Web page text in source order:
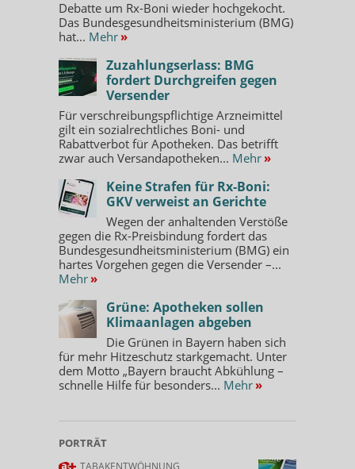
Debatte um Rx-Boni wieder hochgekocht.
Das Bundesgesundheitsministerium (BMG)
hat... Mehr »
Zuzahlungserlass: BMG
fordert Durchgreifen gegen
Versender
Für verschreibungspflichtige Arzneimittel
gilt ein sozialrechtliches Boni- und
Rabattverbot für Apotheken. Das betrifft
zwar auch Versandapotheken... Mehr »
Keine Strafen für Rx-Boni:
GKV verweist an Gerichte
Wegen der anhaltenden Verstöße
gegen die Rx-Preisbindung fordert das
Bundesgesundheitsministerium (BMG) ein
hartes Vorgehen gegen die Versender –...
Mehr »
Grüne: Apotheken sollen
Klimaanlagen abgeben
Die Grünen in Bayern haben sich
für mehr Hitzeschutz starkgemacht. Unter
dem Motto „Bayern braucht Abkühlung –
schnelle Hilfe für besonders... Mehr »
PORTRÄT
TABAKENTWÖHNUNG